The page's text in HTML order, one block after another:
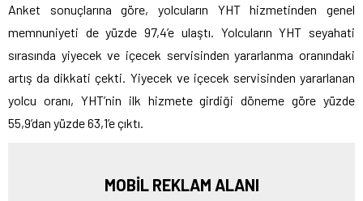
Anket sonuçlarına göre, yolcuların YHT hizmetinden genel
memnuniyeti de yüzde 97,4’e ulaştı. Yolcuların YHT seyahati
sırasında yiyecek ve içecek servisinden yararlanma oranındaki
artış da dikkati çekti. Yiyecek ve içecek servisinden yararlanan
yolcu oranı, YHT’nin ilk hizmete girdiği döneme göre yüzde
55,9’dan yüzde 63,1’e çıktı.
MOBİL REKLAM ALANI